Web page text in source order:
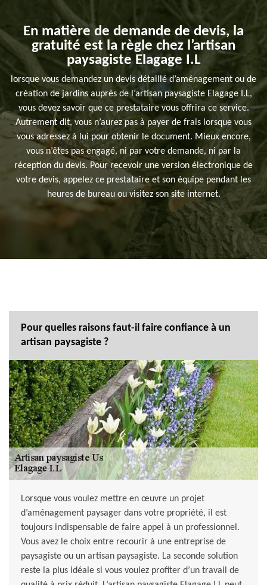
En matière de demande de devis, la
gratuité est la règle chez l’artisan
paysagiste Elagage I.L
lorsque vous demandez un devis détaillé d’aménagement ou de
création de jardins auprès de l’artisan paysagiste Elagage I.L,
vous devez savoir que ce prestataire vous offrira ce service.
Autrement dit, vous n’aurez pas à payer de frais lorsque vous
vous adressez à lui pour obtenir le document. Mieux encore,
vous n’êtes pas engagé, ni par votre demande, ni par la
réception du devis. Pour recevoir une version électronique de
votre devis, appelez ce prestataire et son équipe pendant les
heures de bureau ou visitez son site internet.
Pour quelles raisons faut-il faire confiance à un
artisan paysagiste ?
Lorsque vous voulez mettre en œuvre un projet
d’aménagement paysager dans votre propriété, il est
toujours indispensable de faire appel à un professionnel.
Vous avez le choix entre recourir à une entreprise de
paysagiste ou un artisan paysagiste. La seconde solution
reste la plus idéale si vous voulez profiter d’un travail de